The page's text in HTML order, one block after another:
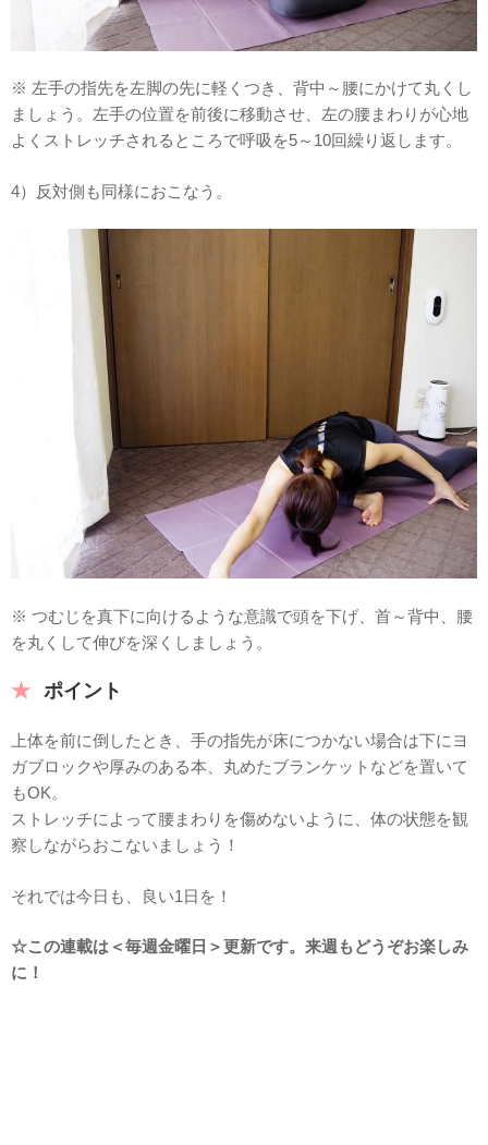
※ 左手の指先を左脚の先に軽くつき、背中～腰にかけて丸くし
ましょう。左手の位置を前後に移動させ、左の腰まわりが心地
よくストレッチされるところで呼吸を5～10回繰り返します。
4）反対側も同様におこなう。
※ つむじを真下に向けるような意識で頭を下げ、首～背中、腰
を丸くして伸びを深くしましょう。
ポイント
上体を前に倒したとき、手の指先が床につかない場合は下にヨ
ガブロックや厚みのある本、丸めたブランケットなどを置いて
もOK。
ストレッチによって腰まわりを傷めないように、体の状態を観
察しながらおこないましょう！
それでは今日も、良い1日を！
☆この連載は＜毎週金曜日＞更新です。来週もどうぞお楽しみ
に！